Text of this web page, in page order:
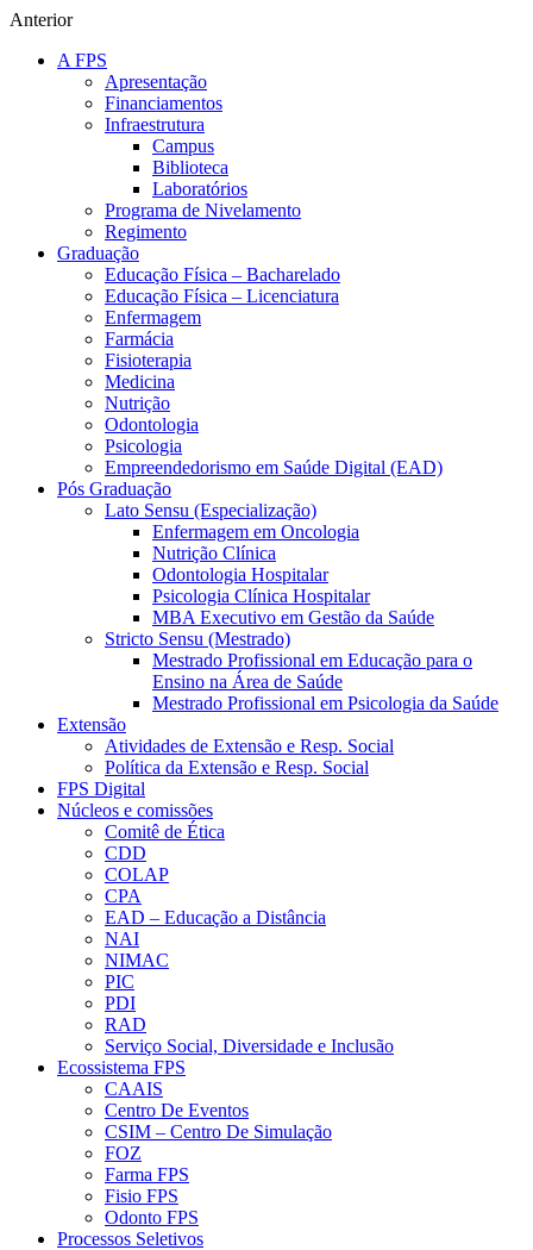
Anterior
A FPS
Apresentação
Financiamentos
Infraestrutura
Campus
Biblioteca
Laboratórios
Programa de Nivelamento
Regimento
Graduação
Educação Física – Bacharelado
Educação Física – Licenciatura
Enfermagem
Farmácia
Fisioterapia
Medicina
Nutrição
Odontologia
Psicologia
Empreendedorismo em Saúde Digital (EAD)
Pós Graduação
Lato Sensu (Especialização)
Enfermagem em Oncologia
Nutrição Clínica
Odontologia Hospitalar
Psicologia Clínica Hospitalar
MBA Executivo em Gestão da Saúde
Stricto Sensu (Mestrado)
Mestrado Profissional em Educação para o
Ensino na Área de Saúde
Mestrado Profissional em Psicologia da Saúde
Extensão
Atividades de Extensão e Resp. Social
Política da Extensão e Resp. Social
FPS Digital
Núcleos e comissões
Comitê de Ética
CDD
COLAP
CPA
EAD – Educação a Distância
NAI
NIMAC
PIC
PDI
RAD
Serviço Social, Diversidade e Inclusão
Ecossistema FPS
CAAIS
Centro De Eventos
CSIM – Centro De Simulação
FOZ
Farma FPS
Fisio FPS
Odonto FPS
Processos Seletivos